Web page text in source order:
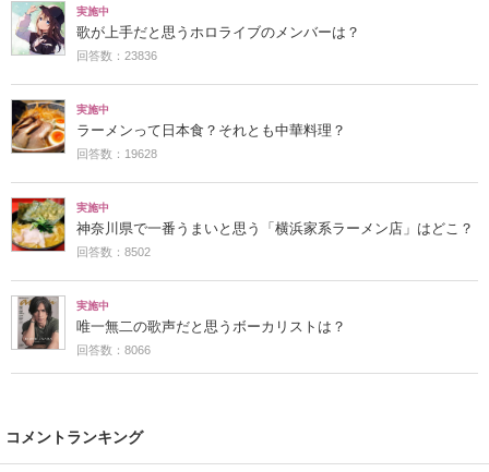
実施中
歌が上手だと思うホロライブのメンバーは？
回答数：23836
実施中
ラーメンって日本食？それとも中華料理？
回答数：19628
実施中
神奈川県で一番うまいと思う「横浜家系ラーメン店」はどこ？
回答数：8502
実施中
唯一無二の歌声だと思うボーカリストは？
回答数：8066
コメントランキング